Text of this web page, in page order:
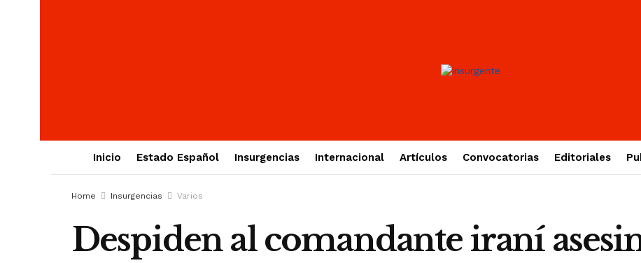
Inicio Estado Español Insurgencias Internacional Artículos Convocatorias Editoriales
Home Insurgencias Varios
Despiden al comandante iraní